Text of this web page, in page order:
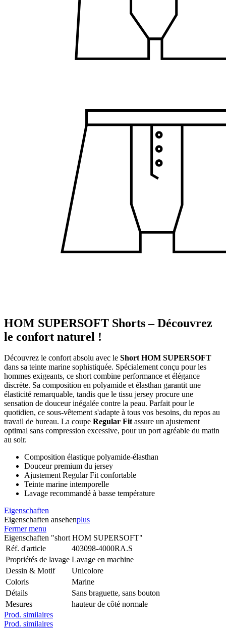
HOM SUPERSOFT Shorts – Découvrez
le confort naturel !
Découvrez le confort absolu avec le Short HOM SUPERSOFT
dans sa teinte marine sophistiquée. Spécialement conçu pour les
hommes exigeants, ce short combine performance et élégance
discrète. Sa composition en polyamide et élasthan garantit une
élasticité remarquable, tandis que le tissu jersey procure une
sensation de douceur inégalée contre la peau. Parfait pour le
quotidien, ce sous-vêtement s'adapte à tous vos besoins, du repos au
travail de bureau. La coupe Regular Fitassure un ajustement
optimal sans compression excessive, pour un port agréable du matin
au soir.
Composition élastique polyamide-élasthan
Douceur premium du jersey
Ajustement Regular Fit confortable
Teinte marine intemporelle
Lavage recommandé à basse température
Eigenschaften
Eigenschaften ansehenplus
Fermer menu
Eigenschaften "short HOM SUPERSOFT"
Réf. d'article
403098-4000RA.S
Propriétés de lavage Lavage en machine
Dessin & Motif
Unicolore
Coloris
Marine
Détails
Sans braguette, sans bouton
Mesures
hauteur de côté normale
Prod. similaires
Prod. similaires